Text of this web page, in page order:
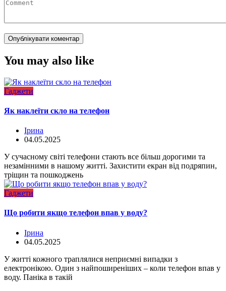
You may also like
Гаджети
Як наклеїти скло на телефон
Ірина
04.05.2025
У сучасному світі телефони стають все більш дорогими та
незамінними в нашому житті. Захистити екран від подряпин,
тріщин та пошкоджень
Гаджети
Що робити якщо телефон впав у воду?
Ірина
04.05.2025
У житті кожного траплялися неприємні випадки з
електронікою. Один з найпоширеніших – коли телефон впав у
воду. Паніка в такій